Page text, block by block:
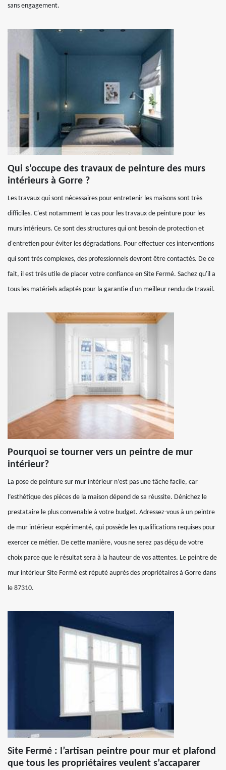
sans engagement.
Qui s'occupe des travaux de peinture des murs
intérieurs à Gorre ?
Les travaux qui sont nécessaires pour entretenir les maisons sont très
difficiles. C'est notamment le cas pour les travaux de peinture pour les
murs intérieurs. Ce sont des structures qui ont besoin de protection et
d'entretien pour éviter les dégradations. Pour effectuer ces interventions
qui sont très complexes, des professionnels devront être contactés. De ce
fait, il est très utile de placer votre confiance en Site Fermé. Sachez qu'il a
tous les matériels adaptés pour la garantie d'un meilleur rendu de travail.
Pourquoi se tourner vers un peintre de mur
intérieur?
La pose de peinture sur mur intérieur n’est pas une tâche facile, car
l’esthétique des pièces de la maison dépend de sa réussite. Dénichez le
prestataire le plus convenable à votre budget. Adressez-vous à un peintre
de mur intérieur expérimenté, qui possède les qualifications requises pour
exercer ce métier. De cette manière, vous ne serez pas déçu de votre
choix parce que le résultat sera à la hauteur de vos attentes. Le peintre de
mur intérieur Site Fermé est réputé auprès des propriétaires à Gorre dans
le 87310.
Site Fermé : l’artisan peintre pour mur et plafond
que tous les propriétaires veulent s’accaparer